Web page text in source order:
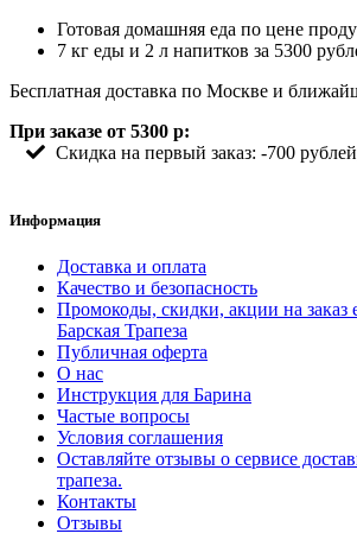
Готовая домашняя еда по цене
7 кг еды и 2 л напитков за 5300
Бесплатная доставка по Москве и
При заказе от 5300 р:
Скидка на первый заказ: -700
Информация
Доставка и оплата
Качество и безопасность
Промокоды, скидки, акции на заказ
Барская Трапеза
Публичная оферта
О нас
Инструкция для Барина
Частые вопросы
Условия соглашения
Оставляйте отзывы о сервисе
трапеза.
Контакты
Отзывы